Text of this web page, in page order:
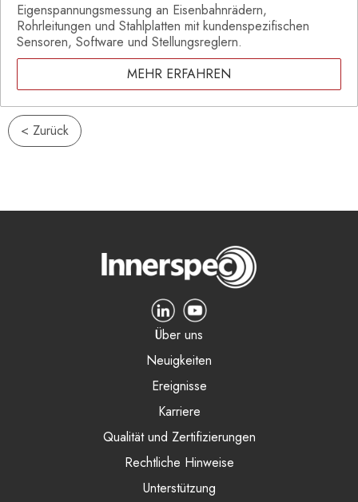
Eigenspannungsmessung an Eisenbahnrädern,
Rohrleitungen und Stahlplatten mit kundenspezifischen
Sensoren, Software und Stellungsreglern.
MEHR ERFAHREN
< Zurück
Über uns
Neuigkeiten
Ereignisse
Karriere
Qualität und Zertifizierungen
Rechtliche Hinweise
Unterstützung